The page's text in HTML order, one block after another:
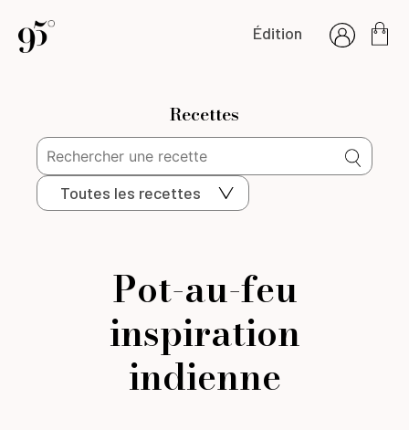
Édition
Recettes
Toutes les recettes
Pot-au-feu
inspiration
indienne